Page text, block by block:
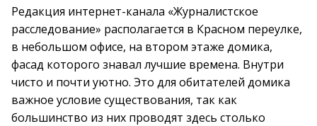
Редакция интернет-канала «Журналистское
расследование» располагается в Красном переулке,
в небольшом офисе, на втором этаже домика,
фасад которого знавал лучшие времена. Внутри
чисто и почти уютно. Это для обитателей домика
важное условие существования, так как
большинство из них проводят здесь столько